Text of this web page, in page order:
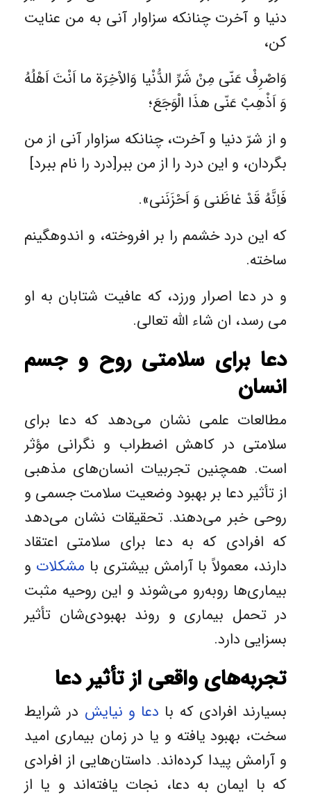
دنيا و آخرت چنان‏كه سزاوار آنى به من عنايت
كن،
وَاصْرِفْ عَنّى مِنْ شَرِّ الدُّنْيا وَالاْخِرَة ما اَنْتَ اَهْلُهُ
وَ اَذْهِبْ عَنّى هذَا الْوَجَعَ؛
و از شرّ دنيا و آخرت، چنان‏كه سزاوار آنى از من
بگردان، و اين درد را از من ببر[درد را نام ببرد]
فَاِنَّهُ قَدْ غاظَنى وَ اَحْزَنَنى».
كه اين درد خشمم را بر افروخته، و اندوهگينم
ساخته.
و در دعا اصرار ورزد، كه عافيت شتابان به او
مى ‏رسد، ان شاء اللّه تعالى.
دعا برای سلامتی روح و جسم
انسان
مطالعات علمی نشان می‌دهد که دعا برای
سلامتی در کاهش اضطراب و نگرانی مؤثر
است. همچنین تجربیات انسان‌های مذهبی
از تأثیر دعا بر بهبود وضعیت سلامت جسمی و
روحی خبر می‌دهند. تحقیقات نشان می‌دهد
که افرادی که به دعا برای سلامتی اعتقاد
دارند، معمولاً با آرامش بیشتری با مشکلات و
بیماری‌ها روبه‌رو می‌شوند و این روحیه مثبت
در تحمل بیماری و روند بهبودی‌شان تأثیر
بسزایی دارد.
تجربه‌های واقعی از تأثیر دعا
بسیارند افرادی که با دعا و نیایش در شرایط
سخت، بهبود یافته و یا در زمان بیماری امید
و آرامش پیدا کرده‌اند. داستان‌هایی از افرادی
که با ایمان به دعا، نجات یافته‌اند و یا از